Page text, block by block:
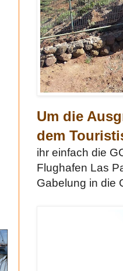
Um die
dem
ihr einfach die
Flughafen Las
Gabelung in die